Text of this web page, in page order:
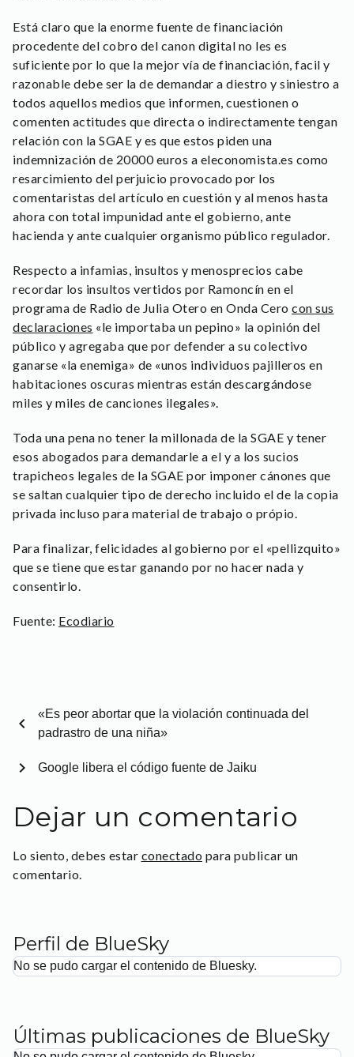
Está claro que la enorme fuente de financiación
procedente del cobro del canon digital no les es
suficiente por lo que la mejor vía de financiación, facil y
razonable debe ser la de demandar a diestro y siniestro a
todos aquellos medios que informen, cuestionen o
comenten actitudes que directa o indirectamente tengan
relación con la SGAE y es que estos piden una
indemnización de 20000 euros a eleconomista.es como
resarcimiento del perjuicio provocado por los
comentaristas del artículo en cuestión y al menos hasta
ahora con total impunidad ante el gobierno, ante
hacienda y ante cualquier organismo público regulador.
Respecto a infamias, insultos y menosprecios cabe
recordar los insultos vertidos por Ramoncín en el
programa de Radio de Julia Otero en Onda Cero con sus
declaraciones «le importaba un pepino» la opinión del
público y agregaba que por defender a su colectivo
ganarse «la enemiga» de «unos individuos pajilleros en
habitaciones oscuras mientras están descargándose
miles y miles de canciones ilegales».
Toda una pena no tener la millonada de la SGAE y tener
esos abogados para demandarle a el y a los sucios
trapicheos legales de la SGAE por imponer cánones que
se saltan cualquier tipo de derecho incluido el de la copia
privada incluso para material de trabajo o própio.
Para finalizar, felicidades al gobierno por el «pellizquito»
que se tiene que estar ganando por no hacer nada y
consentirlo.
Fuente: Ecodiario
chevron_left
«Es peor abortar que la violación continuada del
padrastro de una niña»
Google libera el código fuente de Jaiku
chevron_right
Dejar un comentario
Lo siento, debes estar conectado para publicar un
comentario.
Perfil de BlueSky
No se pudo cargar el contenido de Bluesky.
Últimas publicaciones de BlueSky